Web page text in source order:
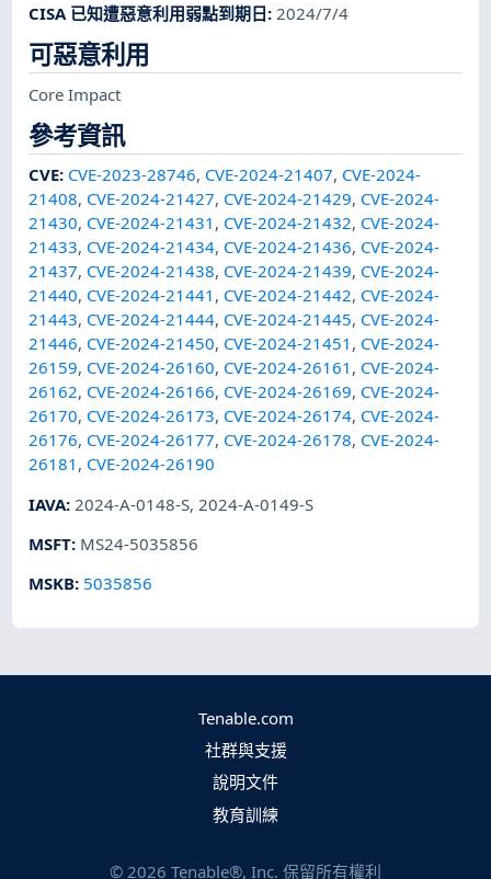
CISA 已知遭惡意利用弱點到期日: 2024/7/4
可惡意利用
Core Impact
參考資訊
CVE: CVE-2023-28746, CVE-2024-21407, CVE-2024-
21408, CVE-2024-21427, CVE-2024-21429, CVE-2024-
21430, CVE-2024-21431 , CVE-2024-21432, CVE-2024-
21433, CVE-2024-21434, CVE-2024-21436, CVE-2024-
21437, CVE-2024-21438, CVE-2024-21439, CVE-2024-
21440, CVE-2024-21441 , CVE-2024-21442, CVE-2024-
21443, CVE-2024-21444, CVE-2024-21445, CVE-2024-
21446, CVE-2024-21450, CVE-2024-21451 , CVE-2024-
26159, CVE-2024-26160, CVE-2024-26161 , CVE-2024-
26162, CVE-2024-26166, CVE-2024-26169, CVE-2024-
26170, CVE-2024-26173, CVE-2024-26174, CVE-2024-
26176, CVE-2024-26177, CVE-2024-26178, CVE-2024-
26181 , CVE-2024-26190
IAVA: 2024-A-0148-S, 2024-A-0149-S
MSFT: MS24-5035856
MSKB: 5035856
Tenable.com
社群與支援
說明文件
教育訓練
© 2026 Tenable®, Inc. 保留所有權利